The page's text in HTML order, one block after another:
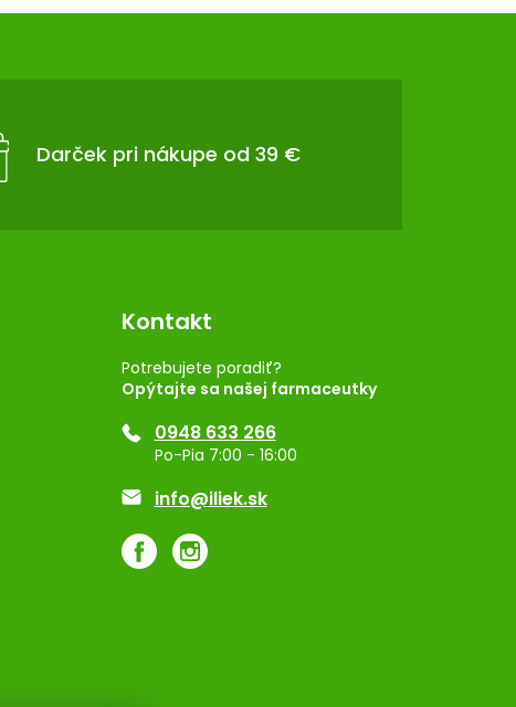
Darček pri nákupe od 39 €
Kontakt
Potrebujete poradiť?
Opýtajte sa našej farmaceutky
0948 633 266
Po-Pia 7:00 - 16:00
info@iliek.sk